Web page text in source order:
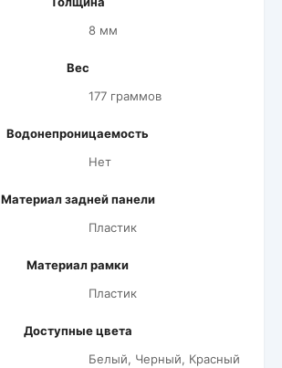
8 мм
Вес
177 граммов
Водонепроницаемость
Нет
Материал задней панели
Пластик
Материал рамки
Пластик
Доступные цвета
Белый, Черный, Красный